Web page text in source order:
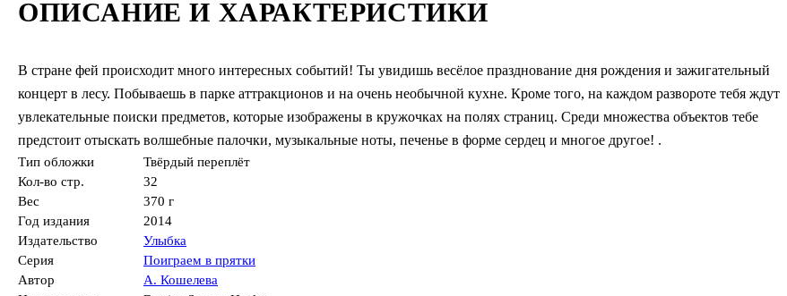
ОПИСАНИЕ И ХАРАКТЕРИСТИКИ
В стране фей происходит много интересных событий! Ты увидишь весёлое празднование дня рождения и зажигательный
концерт в лесу. Побываешь в парке аттракционов и на очень необычной кухне. Кроме того, на каждом развороте тебя ждут
увлекательные поиски предметов, которые изображены в кружочках на полях страниц. Среди множества объектов тебе
предстоит отыскать волшебные палочки, музыкальные ноты, печенье в форме сердец и многое другое! .
Тип обложки
Твёрдый переплёт
Кол-во стр.
32
Вес
370 г
Год издания
2014
Издательство
Улыбка
Серия
Поиграем в прятки
Автор
А. Кошелева